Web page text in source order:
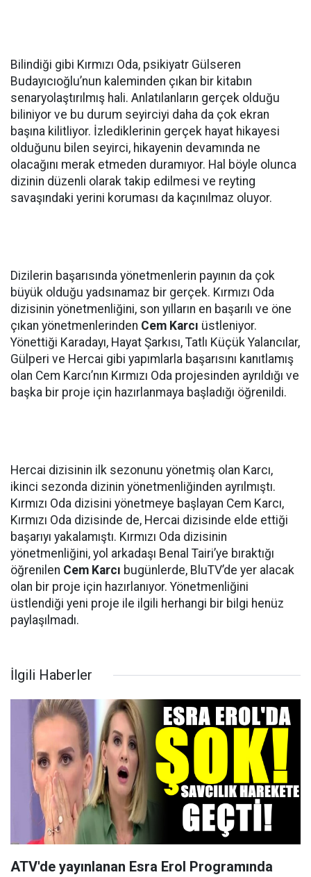
Bilindiği gibi Kırmızı Oda, psikiyatr Gülseren
Budayıcıoğlu’nun kaleminden çıkan bir kitabın
senaryolaştırılmış hali. Anlatılanların gerçek olduğu
biliniyor ve bu durum seyirciyi daha da çok ekran
başına kilitliyor. İzlediklerinin gerçek hayat hikayesi
olduğunu bilen seyirci, hikayenin devamında ne
olacağını merak etmeden duramıyor. Hal böyle olunca
dizinin düzenli olarak takip edilmesi ve reyting
savaşındaki yerini koruması da kaçınılmaz oluyor.
Dizilerin başarısında yönetmenlerin payının da çok
büyük olduğu yadsınamaz bir gerçek. Kırmızı Oda
dizisinin yönetmenliğini, son yılların en başarılı ve öne
çıkan yönetmenlerinden Cem Karcı üstleniyor.
Yönettiği Karadayı, Hayat Şarkısı, Tatlı Küçük Yalancılar,
Gülperi ve Hercai gibi yapımlarla başarısını kanıtlamış
olan Cem Karcı’nın Kırmızı Oda projesinden ayrıldığı ve
başka bir proje için hazırlanmaya başladığı öğrenildi.
Hercai dizisinin ilk sezonunu yönetmiş olan Karcı,
ikinci sezonda dizinin yönetmenliğinden ayrılmıştı.
Kırmızı Oda dizisini yönetmeye başlayan Cem Karcı,
Kırmızı Oda dizisinde de, Hercai dizisinde elde ettiği
başarıyı yakalamıştı. Kırmızı Oda dizisinin
yönetmenliğini, yol arkadaşı Benal Tairi’ye bıraktığı
öğrenilen Cem Karcı bugünlerde, BluTV’de yer alacak
olan bir proje için hazırlanıyor. Yönetmenliğini
üstlendiği yeni proje ile ilgili herhangi bir bilgi henüz
paylaşılmadı.
İlgili Haberler
ATV'de yayınlanan Esra Erol Programında